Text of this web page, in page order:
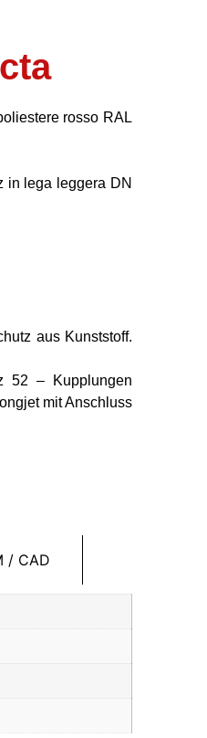
rosso RAL
in lega leggera DN
aus Kunststoff.
52 – Kupplungen
mit Anschluss
/ CAD